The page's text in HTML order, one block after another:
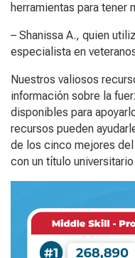
herramientas para tener
– Shanissa A., quien
especialista en
Nuestros valiosos
información sobre la
disponibles para
recursos pueden
de los cinco mejores
con un título